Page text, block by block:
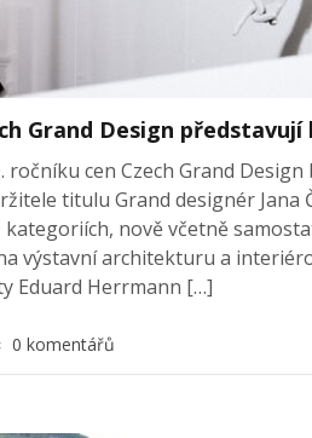
Grand Design
ročníku cen Czech Grand
titulu Grand designér Jana
kategoriích, nově včetně
výstavní architekturu a
Eduard Herrmann […]
0 komentářů